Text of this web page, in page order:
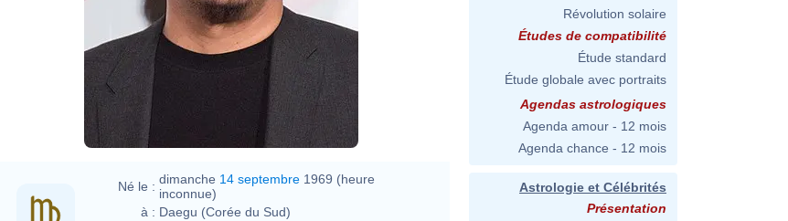
Né le : dimanche 14 septembre 1969 (heure
inconnue)
à : Daegu (Corée du Sud)
Révolution solaire
Études de compatibilité
Étude standard
Étude globale avec portraits
Agendas astrologiques
Agenda amour - 12 mois
Agenda chance - 12 mois
Astrologie et Célébrités
Présentation